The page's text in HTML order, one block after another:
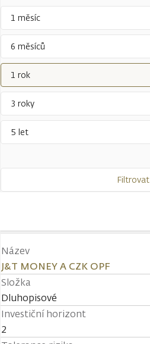
1 měsíc
6 měsíců
1 rok
3 roky
5 let
Filtrovat
Název
J&T MONEY A CZK OPF
Složka
Dluhopisové
Investiční horizont
2